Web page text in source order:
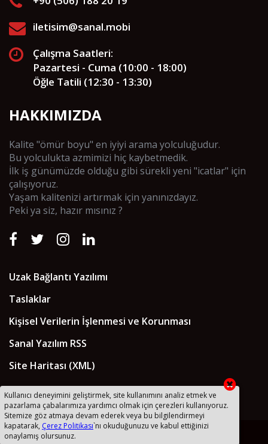
iletisim@sanal.mobi
Çalışma Saatleri:
Pazartesi - Cuma (10:00 - 18:00)
Öğle Tatili (12:30 - 13:30)
HAKKIMIZDA
Kalite "ömür boyu" en iyiyi arama yolculuğudur.
Bu yolculukta azmimizi hiç kaybetmedik.
İlk iş günümüzde olduğu gibi sürekli yeni "icatlar" için
çalışıyoruz.
Yaşam kalitenizi artırmak için yanınızdayız.
Peki ya siz, hazır mısınız ?
Uzak Bağlantı Yazılımı
Taslaklar
Kişisel Verilerin İşlenmesi ve Korunması
Sanal Yazılım RSS
Site Haritası (XML)
2018 © Sanal Yazılım Ltd
Kullanıcı deneyimini geliştirmek, site kullanımını analiz etmek ve
pazarlama çabalarımıza yardımcı olmak için çerezleri kullanıyoruz.
Sitemize göz atmaya devam ederek veya bu bilgilendirmeyi
kapatarak, Çerez Politikası`nı okuduğunuzu ve kabul ettiğinizi
onaylamış olursunuz.